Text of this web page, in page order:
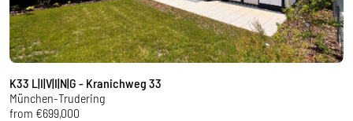
K33 L|I|V|I|N|G - Kranichweg 33
München-Trudering
from €699,000